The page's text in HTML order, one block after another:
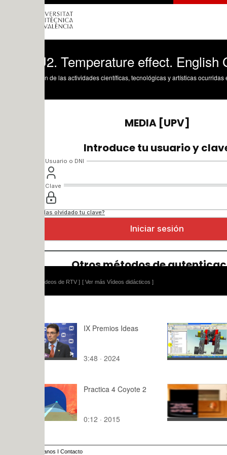
Temperature effect. English
de las actividades científicas, tecnológicas y artísticas ocurridas en los tres
[ Ver más Vídeos didácticos ]
IX Premios Ideas
3:48 · 2024
Lego
sobre
10:01 ·
Practica 4 Coyote 2
0:12 · 2015
Cortinilla
0:15 · 2015